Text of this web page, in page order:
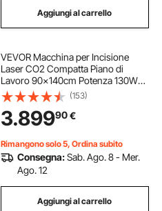
Aggiungi al carrello
VEVOR Macchina per Incisione
Laser CO2 Compatta Piano di
Lavoro 90x140cm Potenza 130W
Spessore di Taglio Max. 20mm
Velocità di Incisione 0-500 mm/s,
Macchina da Taglio per Incisione
Tubo Incisore CO2
(153)
3.89990€
Rimangono solo 5, Ordina subito
Consegna:Sab. Ago. 8 - Mer.
Ago. 12
Aggiungi al carrello